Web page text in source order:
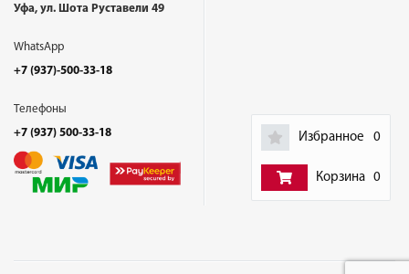
Избранное 0
Корзина 0
Уфа, ул. Шота Руставели 49
WhatsApp
+7 (937)-500-33-18
Телефоны
+7 (937) 500-33-18